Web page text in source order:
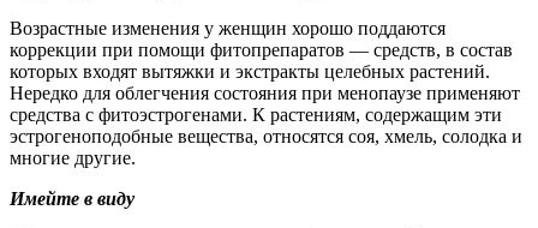
Возрастные изменения у женщин хорошо поддаются
коррекции при помощи фитопрепаратов — средств, в состав
которых входят вытяжки и экстракты целебных растений.
Нередко для облегчения состояния при менопаузе применяют
средства с фитоэстрогенами. К растениям, содержащим эти
эстрогеноподобные вещества, относятся соя, хмель, солодка и
многие другие.
Имейте в виду